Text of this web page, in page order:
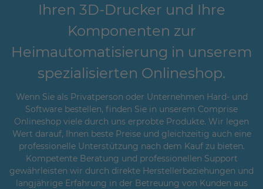
Ihren 3D-Drucker und Ihre
Komponenten zur
Heimautomatisierung in unserem
spezialisierten Onlineshop.
Wenn Sie als Privatperson oder Unternehmen Hard- und
Software bestellen, finden Sie in unserem Comprise
Onlineshop viele durch uns erprobte Produkte. Wir legen
Wert darauf, Ihnen beste Preise und gleichzeitig auch eine
professionelle Unterstützung nach dem Kauf zu bieten.
Kompetente Beratung und professionellen Support
gewährleisten wir durch direkte Herstellerbeziehungen und
langjährige Erfahrung in der Betreuung von Kunden aus